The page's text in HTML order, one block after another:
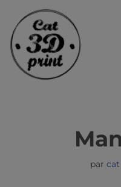
Aller
au
contenu
par cat